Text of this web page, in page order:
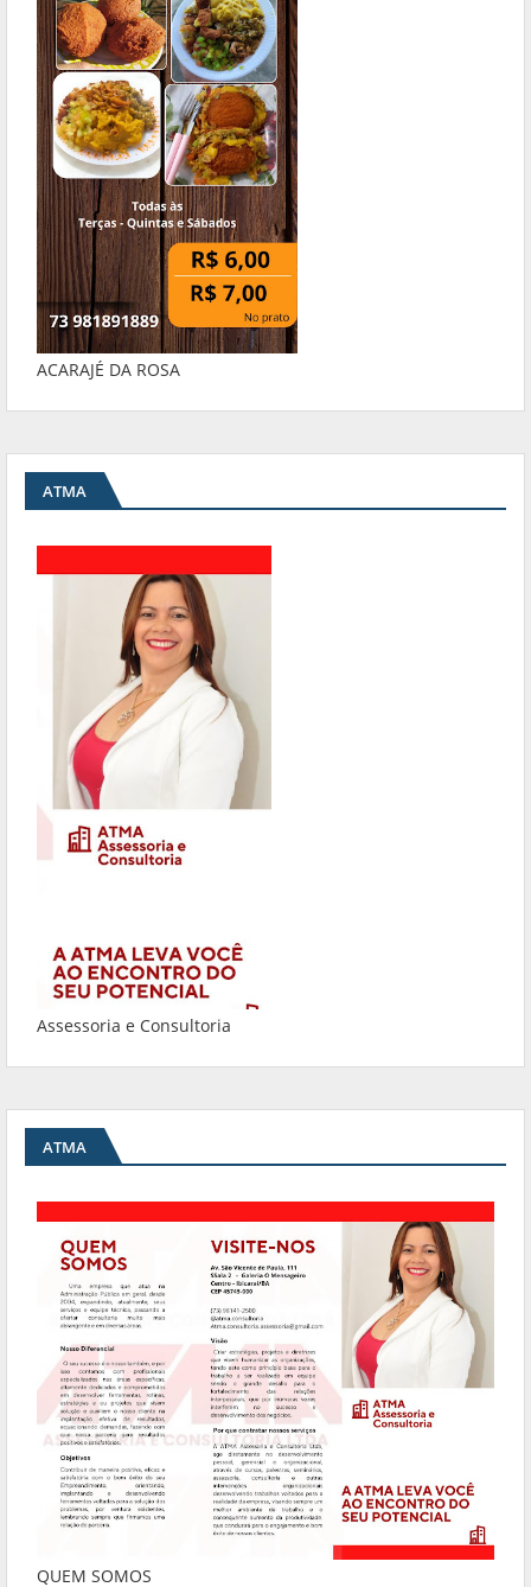
ACARAJÉ DA ROSA
ATMA
Assessoria e Consultoria
ATMA
QUEM SOMOS